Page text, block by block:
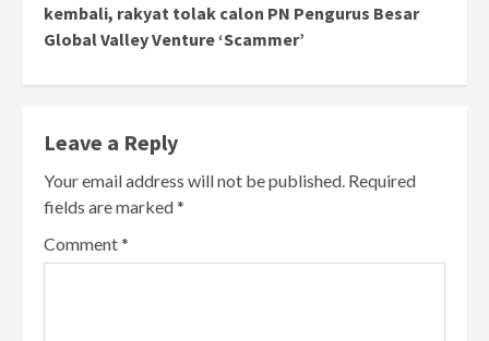
kembali, rakyat tolak calon PN Pengurus Besar
Global Valley Venture ‘Scammer’
Leave a Reply
Your email address will not be published. Required
fields are marked*
Comment*